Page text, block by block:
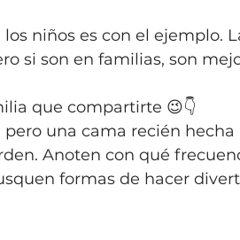
niños es con el ejemplo.
si son en familias, son
que compartirte 😉👇
pero una cama recién
Anoten con qué
formas de hacer